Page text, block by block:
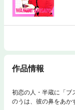
作品情報
初恋の人・半蔵に「ブ
のうは、彼の鼻をあか